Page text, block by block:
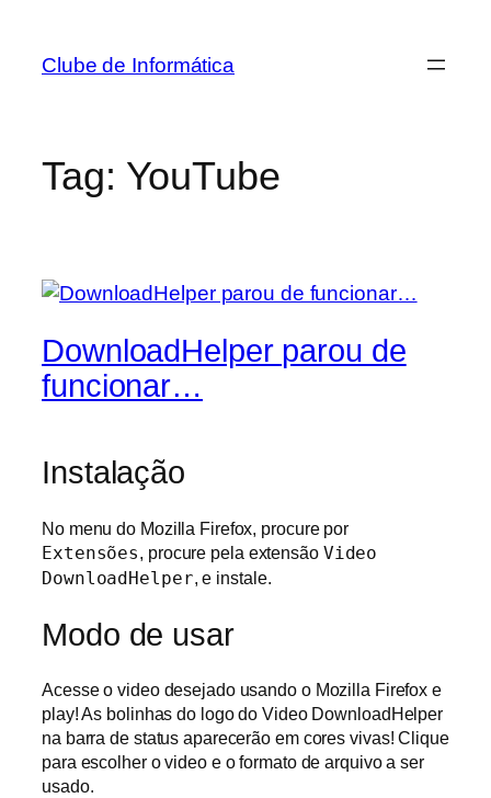
Clube de Informática
Tag: YouTube
DownloadHelper parou de
funcionar…
Instalação
No menu do Mozilla Firefox, procure por
Extensões, procure pela extensão Video
DownloadHelper, e instale.
Modo de usar
Acesse o video desejado usando o Mozilla Firefox e
play! As bolinhas do logo do Video DownloadHelper
na barra de status aparecerão em cores vivas! Clique
para escolher o video e o formato de arquivo a ser
usado.